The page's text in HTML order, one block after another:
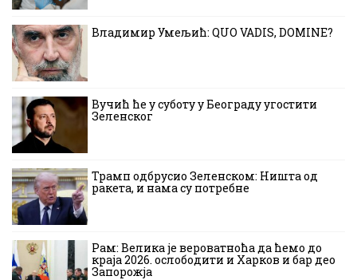
Владимир Умељић: QUO VADIS, DOMINE?
Вучић ће у суботу у Београду угостити
Зеленског
Трамп одбрусио Зеленском: Ништа од
ракета, и нама су потребне
Рам: Велика је вероватноћа да ћемо до
краја 2026. ослободити и Харков и бар део
Запорожја